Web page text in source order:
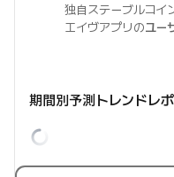
独自ステーブルコイ
エイヴアプリのユー
期間別予測トレンドレ